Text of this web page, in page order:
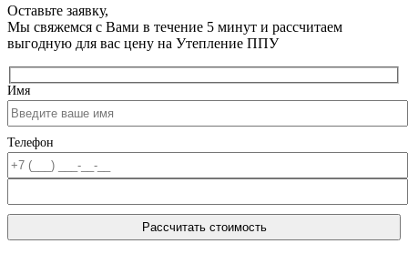
Оставьте заявку,
Мы свяжемся с Вами в течение 5 минут и рассчитаем
выгодную для вас цену на Утепление ППУ
Имя
Телефон